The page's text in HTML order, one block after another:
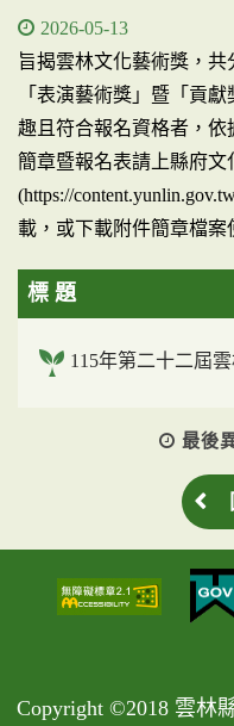
2026-05-13
旨揭雲林文化藝術獎，共
「表演藝術獎」暨「貢
趣且符合報名資格者，依
簡章暨報名表請上縣府
(https://
載，或下載附件簡章檔案
標 題
115年第二十二屆
最後
Copyright ©2018 雲林